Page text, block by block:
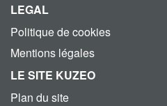
LEGAL
Politique de cookies
Mentions légales
LE SITE KUZEO
Plan du site